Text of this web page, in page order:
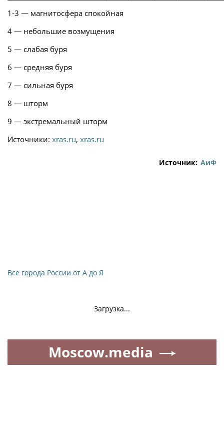
1-3 — магнитосфера спокойная
4 — небольшие возмущения
5 — слабая буря
6 — средняя буря
7 — сильная буря
8 — шторм
9 — экстремальный шторм
Источники: xras.ru, xras.ru
Источник: АиФ
Все города России от А до Я
Загрузка...
Moscow.media